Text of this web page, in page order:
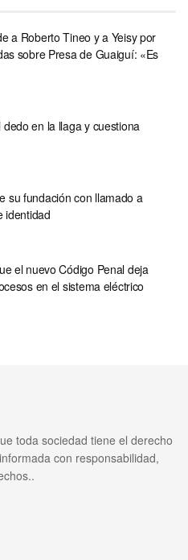
a Roberto Tineo y a Yeisy por
sobre Presa de Guaiguí: «Es
en la llaga y cuestiona
su fundación con llamado a
identidad
el nuevo Código Penal deja
en el sistema eléctrico
toda sociedad tiene el derecho
con responsabilidad,